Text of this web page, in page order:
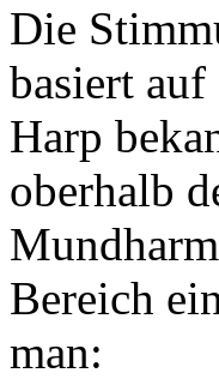
Die
basiert
Harp
oberhalb
Bereich
man: